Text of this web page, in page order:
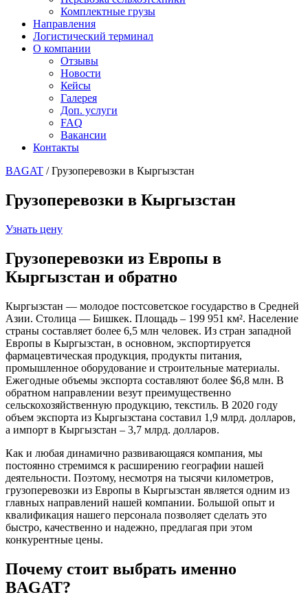
Комплектные грузы
Направления
Логистический терминал
О компании
Отзывы
Новости
Кейсы
Галерея
Доп. услуги
FAQ
Вакансии
Контакты
BAGAT /Грузоперевозки в Кыргызстан
Грузоперевозки в Кыргызстан
Узнать цену
Грузоперевозки из Европы в
Кыргызстан и обратно
Кыргызстан — молодое постсоветское государство в Средней
Азии. Столица — Бишкек. Площадь – 199 951 км². Население
страны составляет более 6,5 млн человек. Из стран западной
Европы в Кыргызстан, в основном, экспортируется
фармацевтическая продукция, продукты питания,
промышленное оборудование и строительные материалы.
Ежегодные объемы экспорта составляют более $6,8 млн. В
обратном направлении везут преимущественно
сельскохозяйственную продукцию, текстиль. В 2020 году
объем экспорта из Кыргызстана составил 1 ,9 млрд. долларов,
а импорт в Кыргызстан – 3,7 млрд. долларов.
Как и любая динамично развивающаяся компания, мы
постоянно стремимся к расширению географии нашей
деятельности. Поэтому, несмотря на тысячи километров,
грузоперевозки из Европы в Кыргызстан является одним из
главных направлений нашей компании. Большой опыт и
квалификация нашего персонала позволяет сделать это
быстро, качественно и надежно, предлагая при этом
конкурентные цены.
Почему стоит выбрать именно
BAGAT?